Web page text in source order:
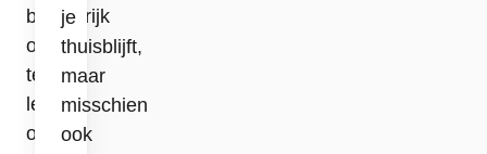
belangrijk
om
te
letten
op
je
thuisblijft,
maar
misschien
ook